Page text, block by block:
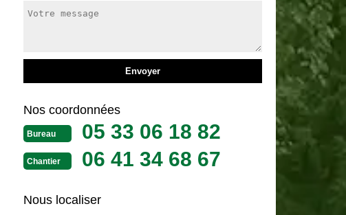
Nos coordonnées
Bureau 05 33 06 18 82
Chantier 06 41 34 68 67
Nous localiser